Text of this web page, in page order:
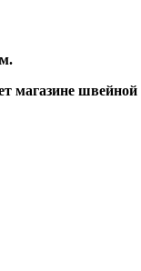
магазине